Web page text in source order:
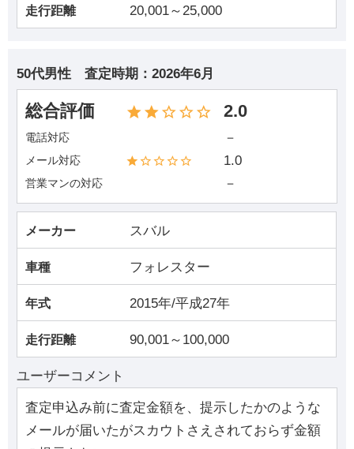
走行距離 20,001～25,000
50代男性 査定時期： 2026年6月
総合評価 2.0
電話対応 －
メール対応 1.0
営業マンの対応 －
メーカー スバル
車種 フォレスター
年式 2015年/平成27年
走行距離 90,001～100,000
ユーザーコメント
査定申込み前に査定金額を、提示したかのような
メールが届いたがスカウトさえされておらず金額